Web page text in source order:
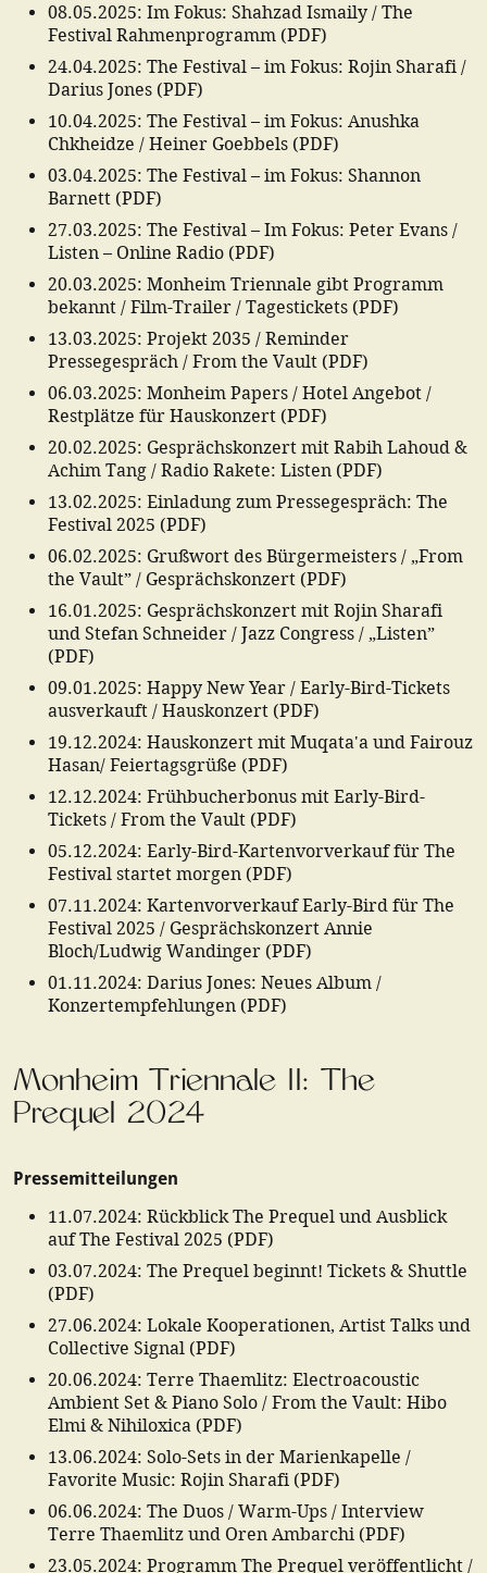
08.05.2025: Im Fokus: Shahzad Ismaily / The
Festival Rahmenprogramm (PDF)
24.04.2025: The Festival – im Fokus: Rojin Sharafi /
Darius Jones (PDF)
10.04.2025: The Festival – im Fokus: Anushka
Chkheidze / Heiner Goebbels (PDF)
03.04.2025: The Festival – im Fokus: Shannon
Barnett (PDF)
27.03.2025: The Festival – Im Fokus: Peter Evans /
Listen – Online Radio (PDF)
20.03.2025: Monheim Triennale gibt Programm
bekannt / Film-Trailer / Tagestickets (PDF)
13.03.2025: Projekt 2035 / Reminder
Pressegespräch / From the Vault (PDF)
06.03.2025: Monheim Papers / Hotel Angebot /
Restplätze für Hauskonzert (PDF)
20.02.2025: Gesprächskonzert mit Rabih Lahoud &
Achim Tang / Radio Rakete: Listen (PDF)
13.02.2025: Einladung zum Pressegespräch: The
Festival 2025 (PDF)
06.02.2025: Grußwort des Bürgermeisters / „From
the Vault” / Gesprächskonzert (PDF)
16.01.2025: Gesprächskonzert mit Rojin Sharafi
und Stefan Schneider / Jazz Congress / „Listen”
(PDF)
09.01.2025: Happy New Year / Early-Bird-Tickets
ausverkauft / Hauskonzert (PDF)
19.12.2024: Hauskonzert mit Muqata'a und Fairouz
Hasan/ Feiertagsgrüße (PDF)
12.12.2024: Frühbucherbonus mit Early-Bird-
Tickets / From the Vault (PDF)
05.12.2024: Early-Bird-Kartenvorverkauf für The
Festival startet morgen (PDF)
07.11.2024: Kartenvorverkauf Early-Bird für The
Festival 2025 / Gesprächskonzert Annie
Bloch/Ludwig Wandinger (PDF)
01.11.2024: Darius Jones: Neues Album /
Konzertempfehlungen (PDF)
Monheim Triennale II: The
Prequel 2024
Pressemitteilungen
11.07.2024: Rückblick The Prequel und Ausblick
auf The Festival 2025 (PDF)
03.07.2024: The Prequel beginnt! Tickets & Shuttle
(PDF)
27.06.2024: Lokale Kooperationen, Artist Talks und
Collective Signal (PDF)
20.06.2024: Terre Thaemlitz: Electroacoustic
Ambient Set & Piano Solo / From the Vault: Hibo
Elmi & Nihiloxica (PDF)
13.06.2024: Solo-Sets in der Marienkapelle /
Favorite Music: Rojin Sharafi (PDF)
06.06.2024: The Duos / Warm-Ups / Interview
Terre Thaemlitz und Oren Ambarchi (PDF)
23.05.2024: Programm The Prequel veröffentlicht /